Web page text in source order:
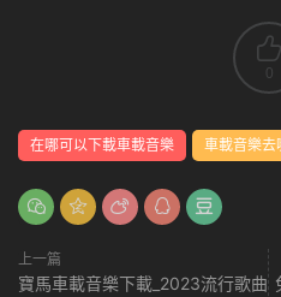
0
在哪可以下載車載音樂 車載音樂去
上一篇
寶馬車載音樂下載_2023流行歌曲